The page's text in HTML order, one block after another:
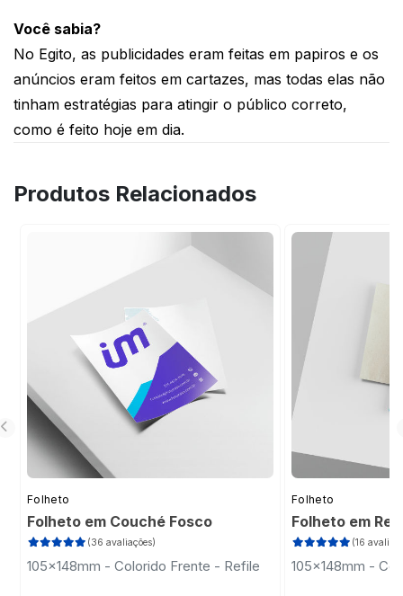
Você sabia?
No Egito, as publicidades eram feitas em papiros e os
anúncios eram feitos em cartazes, mas todas elas não
tinham estratégias para atingir o público correto,
como é feito hoje em dia.
Produtos Relacionados
Folheto
Folheto em Couché Fosco
(36 avaliações)
105x148mm - Colorido Frente - Refile
Folheto
Folheto em
(16
105x148mm -